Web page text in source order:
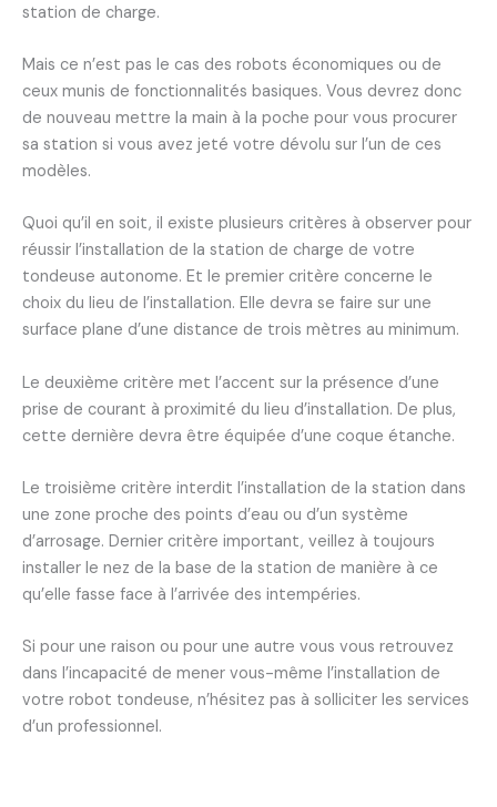
station de charge.
Mais ce n’est pas le cas des robots économiques ou de
ceux munis de fonctionnalités basiques. Vous devrez donc
de nouveau mettre la main à la poche pour vous procurer
sa station si vous avez jeté votre dévolu sur l’un de ces
modèles.
Quoi qu’il en soit, il existe plusieurs critères à observer pour
réussir l’installation de la station de charge de votre
tondeuse autonome. Et le premier critère concerne le
choix du lieu de l’installation. Elle devra se faire sur une
surface plane d’une distance de trois mètres au minimum.
Le deuxième critère met l’accent sur la présence d’une
prise de courant à proximité du lieu d’installation. De plus,
cette dernière devra être équipée d’une coque étanche.
Le troisième critère interdit l’installation de la station dans
une zone proche des points d’eau ou d’un système
d’arrosage. Dernier critère important, veillez à toujours
installer le nez de la base de la station de manière à ce
qu’elle fasse face à l’arrivée des intempéries.
Si pour une raison ou pour une autre vous vous retrouvez
dans l’incapacité de mener vous-même l’installation de
votre robot tondeuse, n’hésitez pas à solliciter les services
d’un professionnel.